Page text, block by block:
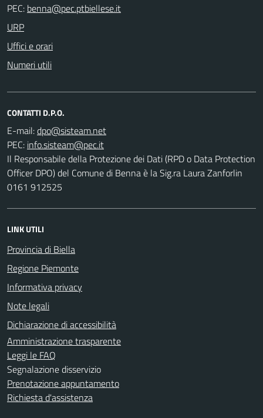
PEC:
URP
Uffici e orari
Numeri utili
CONTATTI D.P.O.
E-mail:
PEC:
Il Responsabile della Protezione dei Dati (RPD o Data Protection
Officer DPO) del Comune di Benna è la Sig.ra Laura Zanforlin
0161 912525
LINK UTILI
Provincia di Biella
Regione Piemonte
Informativa privacy
Note legali
Dichiarazione di accessibilità
Amministrazione trasparente
Leggi le FAQ
Segnalazione disservizio
Prenotazione appuntamento
Richiesta d'assistenza